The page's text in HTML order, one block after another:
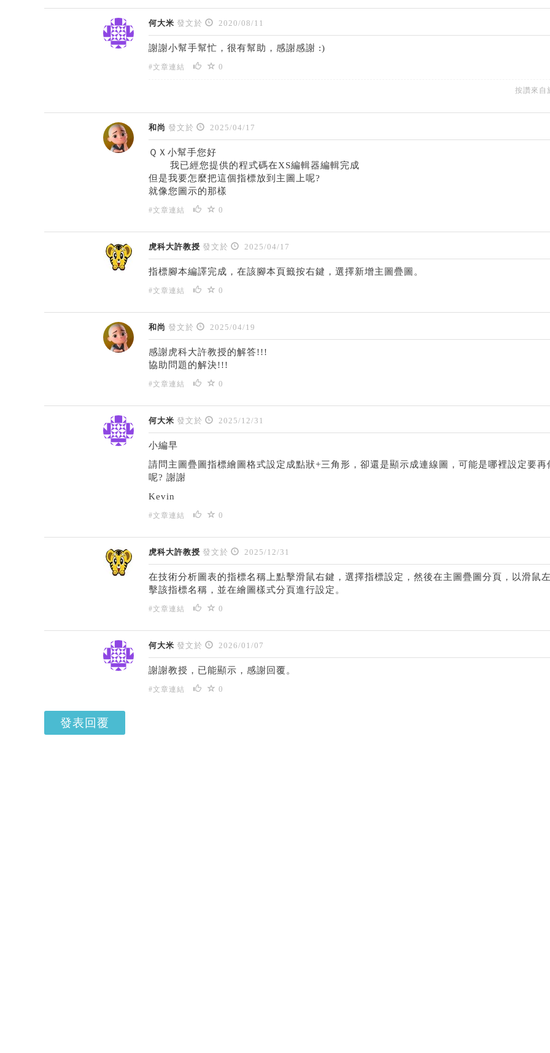
何大米 發文於 2020/08/11
謝謝小幫手幫忙，很有幫助，感謝感謝 :)
#文章連結 0
按讚來自
和尚 發文於 2025/04/17
ＱＸ小幫手您好
我已經您提供的程式碼在XS編輯器編輯完成
但是我要怎麼把這個指標放到主圖上呢?
就像您圖示的那樣
#文章連結 0
虎科大許教授 發文於 2025/04/17
指標腳本編譯完成，在該腳本頁籤按右鍵，選擇新增主圖疊圖。
#文章連結 0
和尚 發文於 2025/04/19
感謝虎科大許教授的解答!!!
協助問題的解決!!!
#文章連結 0
何大米 發文於 2025/12/31
小編早
請問主圖疊圖指標繪圖格式設定成點狀+三角形，卻還是顯示成連線圖，可能是哪裡設定要再
呢? 謝謝
Kevin
#文章連結 0
虎科大許教授 發文於 2025/12/31
在技術分析圖表的指標名稱上點擊滑鼠右鍵，選擇指標設定，然後在主圖疊圖分頁，以滑鼠
擊該指標名稱，並在繪圖樣式分頁進行設定。
#文章連結 0
何大米 發文於 2026/01/07
謝謝教授，已能顯示，感謝回覆。
#文章連結 0
發表回覆